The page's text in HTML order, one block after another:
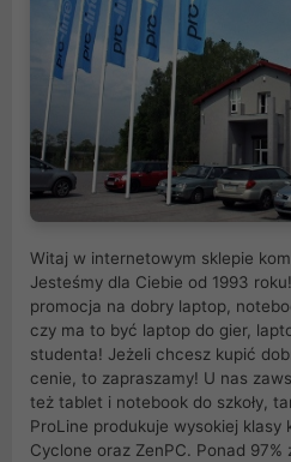
Witaj w internetowym sklepie
Jesteśmy dla Ciebie od 1993
promocja na dobry laptop,
czy ma to być laptop do gier,
studenta! Jeżeli chcesz kupić
cenie, to zapraszamy! U nas
też tablet i notebook do szkoły,
ProLine produkuje wysokiej klasy
Cyclone oraz ZenPC. Ponad